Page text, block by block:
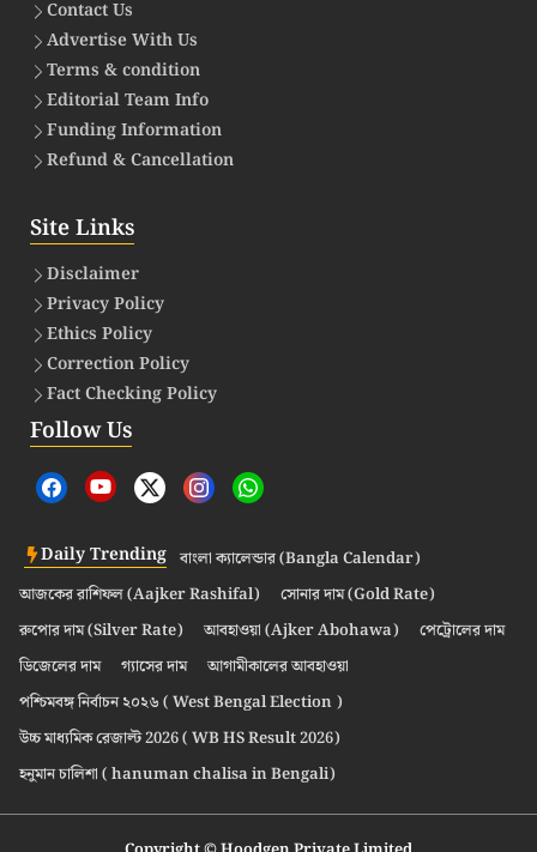
Contact Us
Advertise With Us
Terms & condition
Editorial Team Info
Funding Information
Refund & Cancellation
Site Links
Disclaimer
Privacy Policy
Ethics Policy
Correction Policy
Fact Checking Policy
Follow Us
Daily Trending বাংলা ক্যালেন্ডার (Bangla Calendar)
আজকের রাশিফল (Aajker Rashifal)
সোনার দাম (Gold Rate)
রুপোর দাম (Silver Rate)
আবহাওয়া (Ajker Abohawa)
পেট্রোলের দাম
ডিজেলের দাম
গ্যাসের দাম
আগামীকালের আবহাওয়া
পশ্চিমবঙ্গ নির্বাচন ২০২৬ ( West Bengal Election )
উচ্চ মাধ্যমিক রেজাল্ট 2026 ( WB HS Result 2026)
হনুমান চালিশা ( hanuman chalisa in Bengali)